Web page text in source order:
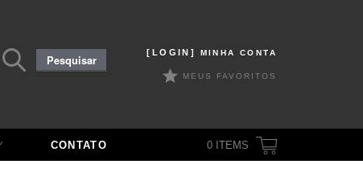
[LOGIN] MINHA CONTA
MEUS FAVORITOS
Pesquisar
por:Pesquisar
CONTATO 0 ITEMS